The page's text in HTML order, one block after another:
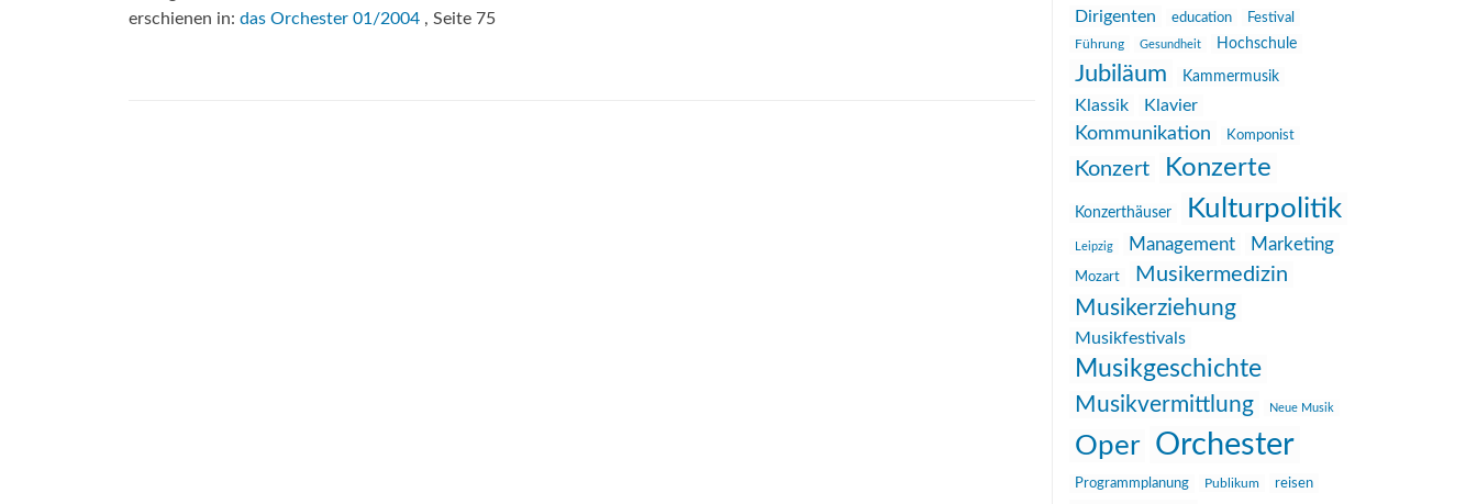
erschienen in: das Orchester 01/2004 , Seite 75 Dirigenten education
Festival
Führung
Gesundheit Hochschule
Jubiläum Kammermusik
Klassik Klavier
Kommunikation Komponist
Konzert Konzerte
Konzerthäuser Kulturpolitik
Leipzig Management Marketing
Mozart Musikermedizin
Musikerziehung
Musikfestivals
Musikgeschichte
Musikvermittlung Neue Musik
Oper Orchester
Programmplanung Publikum reisen